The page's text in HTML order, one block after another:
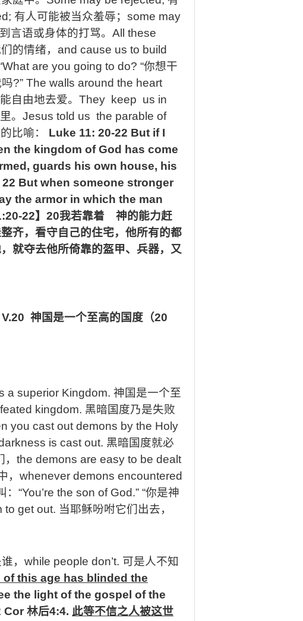
有人可能被当众羞辱； some may
言语或身体的打骂。 All these
的情绪， and cause us to build
are you going to do? “你想干
?” The walls around the heart
自由地去爱。 They keep us in
。 Jesus told us the parable of
比喻：
Luke 11: 20-22 But if I
the kingdom of God has come
guards his own house, his
But when someone stronger
the armor in which the man
22】 20我若靠着 神的能力赶
齐，看守自己的住宅，他所有的都
就夺去他所倚靠的盔甲、兵器，又
V.20 神国是一个至高的国度（20
a superior Kingdom. 神国是一个至
kingdom. 黑暗国度乃是失败
you cast out demons by the Holy
is cast out. 黑暗国度就必
the demons are easy to be dealt
， whenever demons encountered
： “You’re the son of God.” “你是神
to get out. 当耶稣吩咐它们出去，
， while people don’t. 可是人不知
of this age has blinded the
the light of the gospel of the
Cor 林后4:4. 此等不信之人被这世